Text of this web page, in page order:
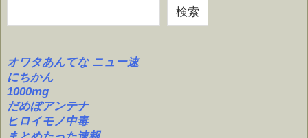
検索
オワタあんてな ニュー速
にちかん
1000mg
だめぽアンテナ
ヒロイモノ中毒